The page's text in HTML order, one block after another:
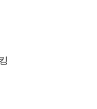
기반에 관한 개